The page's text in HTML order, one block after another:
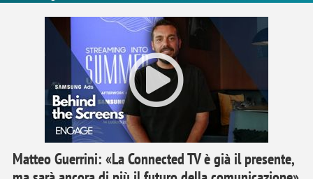
Matteo Guerrini: «La Connected TV è già il presente,